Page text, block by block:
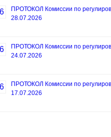
ПРОТОКОЛ Комиссии по
28.07.2026
ПРОТОКОЛ Комиссии по
24.07.2026
ПРОТОКОЛ Комиссии по
17.07.2026